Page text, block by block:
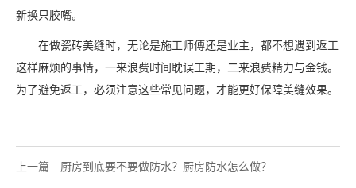
新换只胶嘴。
在做瓷砖美缝时，无论是施工师傅还是业主，都不想遇到返工
这样麻烦的事情，一来浪费时间耽误工期，二来浪费精力与金钱。
为了避免返工，必须注意这些常见问题，才能更好保障美缝效果。
上一篇 厨房到底要不要做防水？厨房防水怎么做？